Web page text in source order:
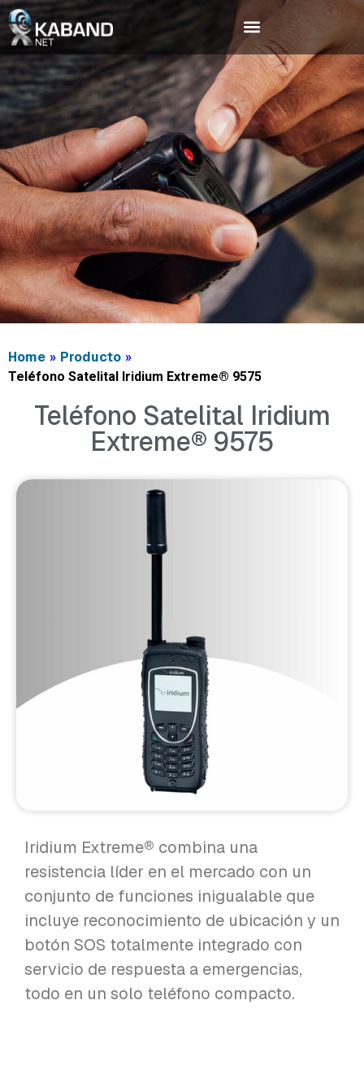
Home » Producto »
Teléfono Satelital Iridium Extreme® 9575
Teléfono Satelital Iridium
Extreme® 9575
Iridium Extreme® combina una
resistencia líder en el mercado con un
conjunto de funciones inigualable que
incluye reconocimiento de ubicación y un
botón SOS totalmente integrado con
servicio de respuesta a emergencias,
todo en un solo teléfono compacto.